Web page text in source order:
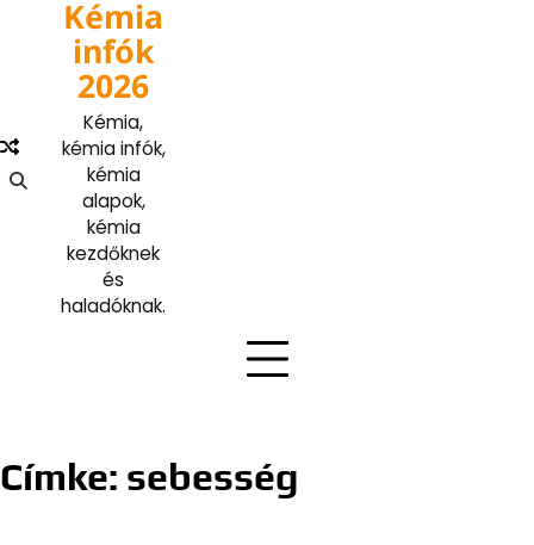
Kémia
infók
2026
Kémia,
kémia infók,
kémia
alapok,
kémia
kezdőknek
és
haladóknak.
Címke: sebesség